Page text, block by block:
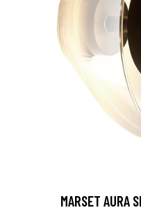
MARSET AURA